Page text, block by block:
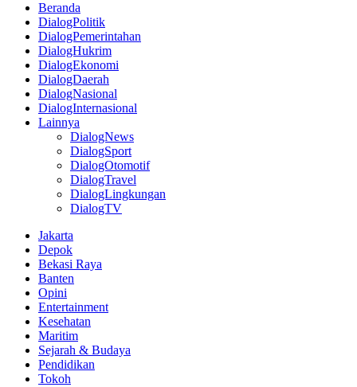
Beranda
DialogPolitik
DialogPemerintahan
DialogHukrim
DialogEkonomi
DialogDaerah
DialogNasional
DialogInternasional
Lainnya
DialogNews
DialogSport
DialogOtomotif
DialogTravel
DialogLingkungan
DialogTV
Jakarta
Depok
Bekasi Raya
Banten
Opini
Entertainment
Kesehatan
Maritim
Sejarah & Budaya
Pendidikan
Tokoh